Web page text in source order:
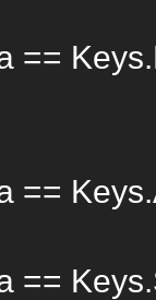
Keys.A